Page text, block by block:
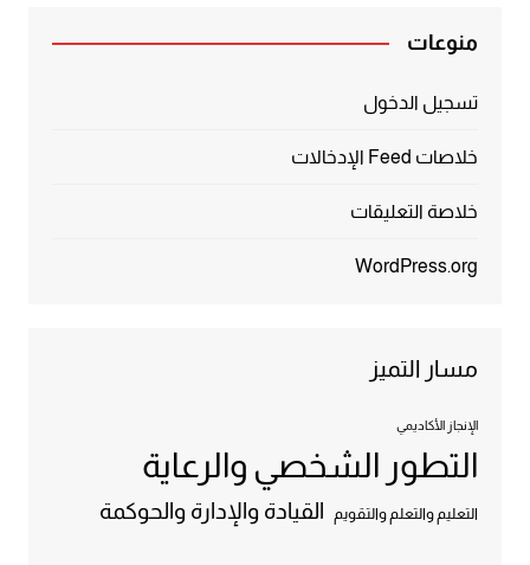
منوعات
تسجيل الدخول
خلاصات Feed الإدخالات
خلاصة التعليقات
WordPress.org
مسار التميز
الإنجاز الأكاديمي
التطور الشخصي والرعاية
التعليم والتعلم والتقويم القيادة والإدارة والحوكمة